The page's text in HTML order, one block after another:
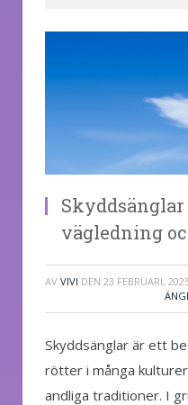
vägledning
AV VIVI DEN 23 FEBRUARI,
Skyddsänglar är ett
rötter i många
andliga traditioner. I